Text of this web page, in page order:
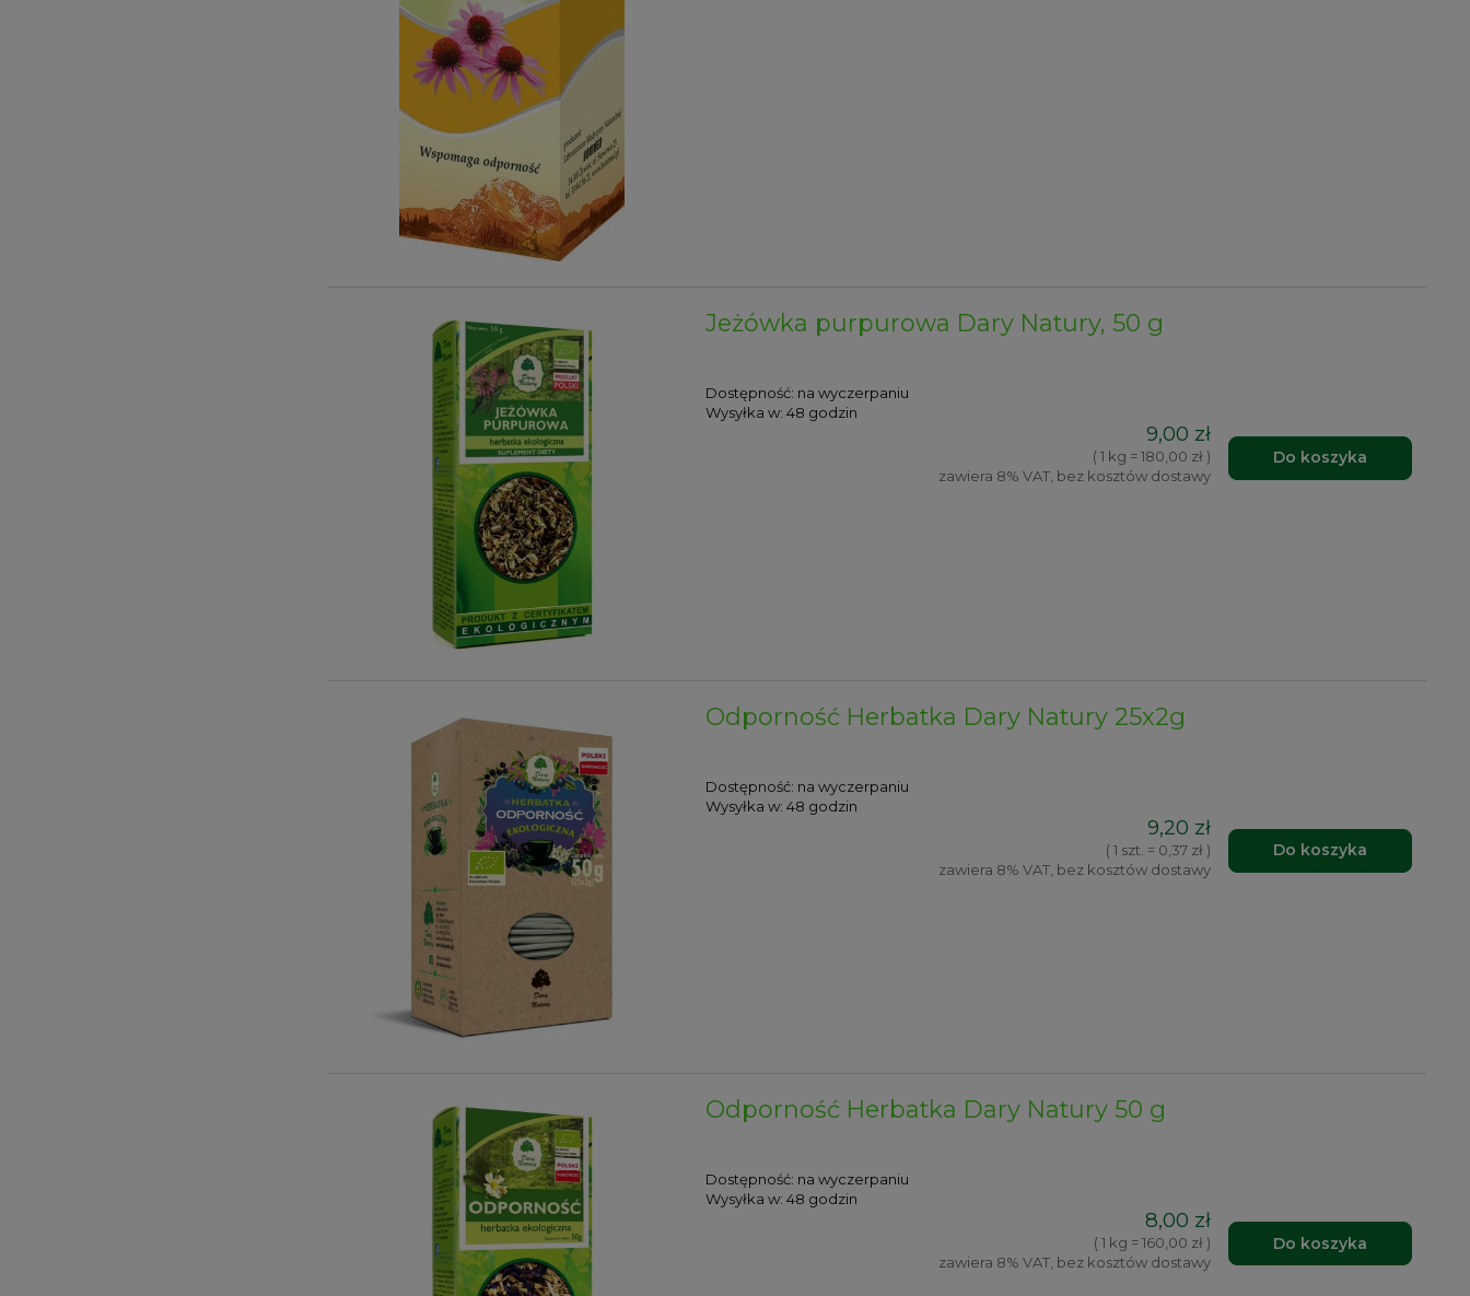
Jeżówka purpurowa Dary Natury, 50 g
Dostępność: na wyczerpaniu
Wysyłka w: 48 godzin
9,00 zł
( 1 kg = 180,00 zł )
zawiera 8% VAT, bez kosztów dostawy
Do koszyka
Odporność Herbatka Dary Natury 25x2g
Dostępność: na wyczerpaniu
Wysyłka w: 48 godzin
9,20 zł
( 1 szt. = 0,37 zł )
zawiera 8% VAT, bez kosztów dostawy
Do koszyka
Odporność Herbatka Dary Natury 50 g
Dostępność: na wyczerpaniu
Wysyłka w: 48 godzin
8,00 zł
( 1 kg = 160,00 zł )
zawiera 8% VAT, bez kosztów dostawy
Do koszyka